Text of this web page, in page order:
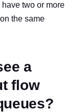
two or more
the same
a
flow